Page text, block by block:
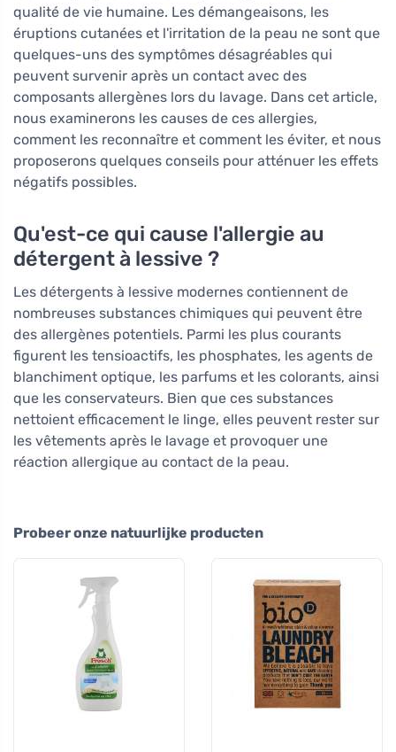
qualité de vie humaine. Les démangeaisons, les
éruptions cutanées et l'irritation de la peau ne sont que
quelques-uns des symptômes désagréables qui
peuvent survenir après un contact avec des
composants allergènes lors du lavage. Dans cet article,
nous examinerons les causes de ces allergies,
comment les reconnaître et comment les éviter, et nous
proposerons quelques conseils pour atténuer les effets
négatifs possibles.
Qu'est-ce qui cause l'allergie au
détergent à lessive ?
Les détergents à lessive modernes contiennent de
nombreuses substances chimiques qui peuvent être
des allergènes potentiels. Parmi les plus courants
figurent les tensioactifs, les phosphates, les agents de
blanchiment optique, les parfums et les colorants, ainsi
que les conservateurs. Bien que ces substances
nettoient efficacement le linge, elles peuvent rester sur
les vêtements après le lavage et provoquer une
réaction allergique au contact de la peau.
Probeer onze natuurlijke producten